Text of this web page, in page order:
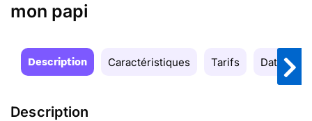
mon papi
Description Caractéristiques Tarifs Date de
Description